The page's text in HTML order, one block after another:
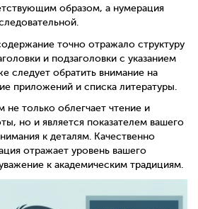
образом, а нумерация
точно отражало структуру
и подзаголовки с указанием
следует обратить внимание на
приложений и списка литературы.
только облегчает чтение и
но и является показателем вашего
к деталям. Качественно
отражает уровень вашего
к академическим традициям.